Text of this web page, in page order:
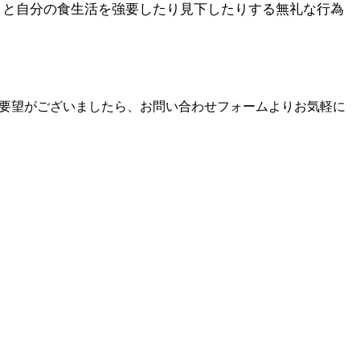
自分の食生活を強要したり見下したりする無礼な行為
望がございましたら、お問い合わせフォームよりお気軽に